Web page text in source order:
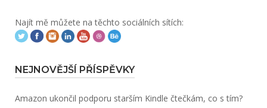
Najít mě můžete na těchto sociálních sítích:
NEJNOVĚJŠÍ PŘÍSPĚVKY
Amazon ukončil podporu starším Kindle čtečkám, co s tím?